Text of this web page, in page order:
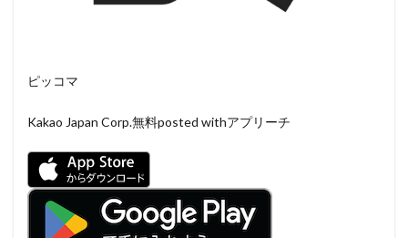
ピッコマ
Kakao Japan Corp.無料posted withアプリーチ